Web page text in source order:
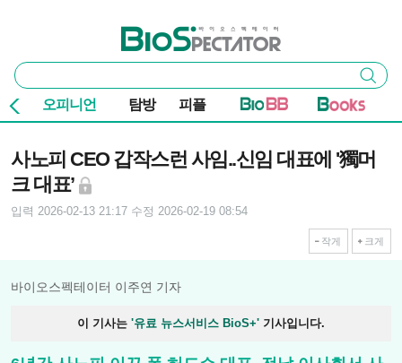
바이오스펙테이터
통
합
검
색
검색
오피니언 탐방 피플
사노피 CEO 갑작스런 사임..신임 대표에 '獨머
크 대표’
입력 2026-02-13 21:17 수정 2026-02-19 08:54
작게 크게
바이오스펙테이터 이주연 기자
이 기사는 '유료 뉴스서비스 BioS+' 기사입니다.